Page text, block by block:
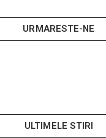
URMARESTE-NE
ULTIMELE STIRI